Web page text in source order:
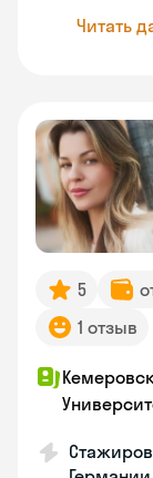
Читать
5
1 отзыв